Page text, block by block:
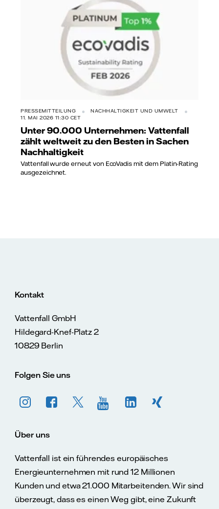
PRESSEMITTEILUNG
NACHHALTIGKEIT UND UMWELT
11. MAI 2026 11:30 CET
Unter 90.000 Unternehmen: Vattenfall
zählt weltweit zu den Besten in Sachen
Nachhaltigkeit
Vattenfall wurde erneut von EcoVadis mit dem Platin-Rating
ausgezeichnet.
Kontakt
Vattenfall GmbH
Hildegard-Knef-Platz 2
10829 Berlin
Folgen Sie uns
Über uns
Vattenfall ist ein führendes europäisches
Energieunternehmen mit rund 12 Millionen
Kunden und etwa 21.000 Mitarbeitenden. Wir sind
überzeugt, dass es einen Weg gibt, eine Zukunft